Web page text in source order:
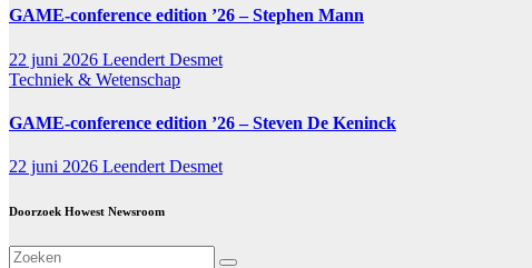
GAME-conference edition ’26 – Stephen Mann
22 juni 2026 Leendert Desmet
Techniek & Wetenschap
GAME-conference edition ’26 – Steven De Keninck
22 juni 2026 Leendert Desmet
Doorzoek Howest Newsroom